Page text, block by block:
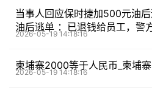
当事人回应保时捷加500元油
油后逃单 ：已退钱给员工，警
2026-05-19 14:18:16
柬埔寨2000等于人民币_柬埔
2026-05-19 14:18:16